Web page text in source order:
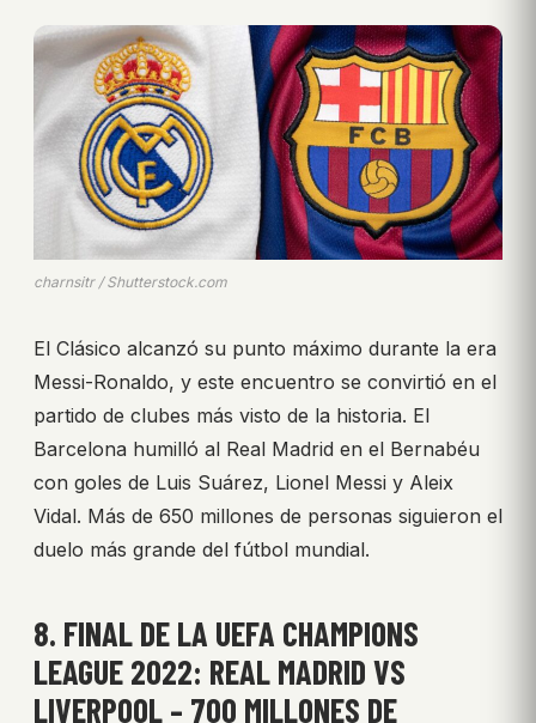
charnsitr / Shutterstock.com
El Clásico alcanzó su punto máximo durante la era
Messi-Ronaldo, y este encuentro se convirtió en el
partido de clubes más visto de la historia. El
Barcelona humilló al Real Madrid en el Bernabéu
con goles de Luis Suárez, Lionel Messi y Aleix
Vidal. Más de 650 millones de personas siguieron el
duelo más grande del fútbol mundial.
8. FINAL DE LA UEFA CHAMPIONS
LEAGUE 2022: REAL MADRID VS
LIVERPOOL – 700 MILLONES DE